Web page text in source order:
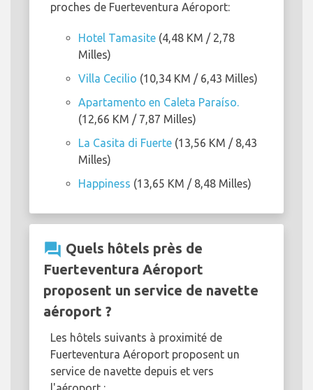
proches de Fuerteventura Aéroport:
Hotel Tamasite (4,48 KM / 2,78
Milles)
Villa Cecilio (10,34 KM / 6,43 Milles)
Apartamento en Caleta Paraíso.
(12,66 KM / 7,87 Milles)
La Casita di Fuerte (13,56 KM / 8,43
Milles)
Happiness (13,65 KM / 8,48 Milles)
question_answer Quels hôtels près de
Fuerteventura Aéroport
proposent un service de navette
aéroport ?
Les hôtels suivants à proximité de
Fuerteventura Aéroport proposent un
service de navette depuis et vers